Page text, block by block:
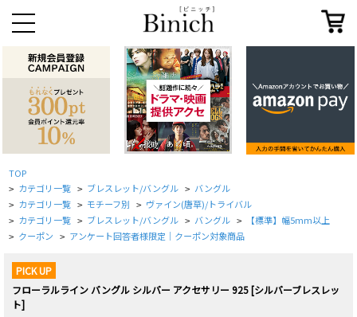
TOP
> カテゴリ一覧 > ブレスレット/バングル > バングル
> カテゴリ一覧 > モチーフ別 > ヴァイン(唐草)/トライバル
> カテゴリ一覧 > ブレスレット/バングル > バングル > 【標準】幅5mm以上
> クーポン > アンケート回答者様限定｜クーポン対象商品
PICK UP
フローラルライン バングル シルバー アクセサリー 925 [シルバーブレスレッ
ト]